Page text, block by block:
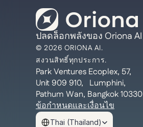
ปลดล็อกพลังของ Oriona AI
© 2026 ORIONA AI.
สงวนสิทธิ์ทุกประการ.
Park Ventures Ecoplex, 57,
Unit 909 910,   Lumphini,
Pathum Wan, Bangkok 10330
ข้อกำหนดและเงื่อนไข
Select Language
Thai (Thailand)